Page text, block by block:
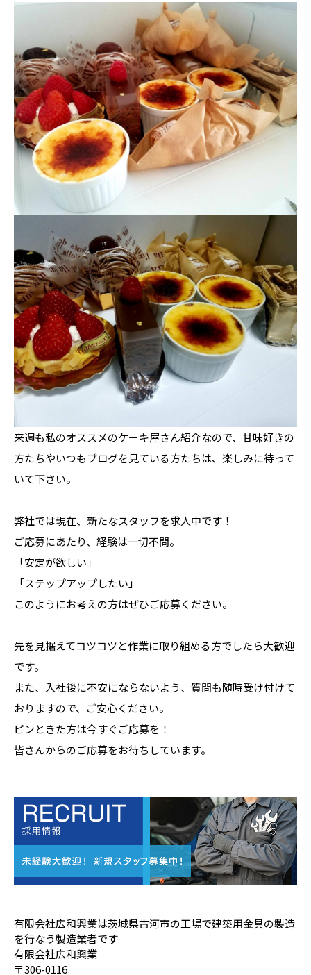
来週も私のオススメのケーキ屋さん紹介なので、甘味好きの
方たちやいつもブログを見ている方たちは、楽しみに待って
いて下さい。
弊社では現在、新たなスタッフを求人中です！
ご応募にあたり、経験は一切不問。
「安定が欲しい」
「ステップアップしたい」
このようにお考えの方はぜひご応募ください。
先を見据えてコツコツと作業に取り組める方でしたら大歓迎
です。
また、入社後に不安にならないよう、質問も随時受け付けて
おりますので、ご安心ください。
ピンときた方は今すぐご応募を！
皆さんからのご応募をお待ちしています。
有限会社広和興業は茨城県古河市の工場で建築用金具の製造
を行なう製造業者です
有限会社広和興業
〒306-0116